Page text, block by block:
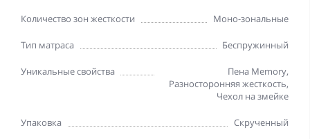
Количество зон жесткости Моно-зональные
Тип матраса Беспружинный
Уникальные свойства Пена Memory,
Разносторонняя жесткость,
Чехол на змейке
Упаковка Скрученный